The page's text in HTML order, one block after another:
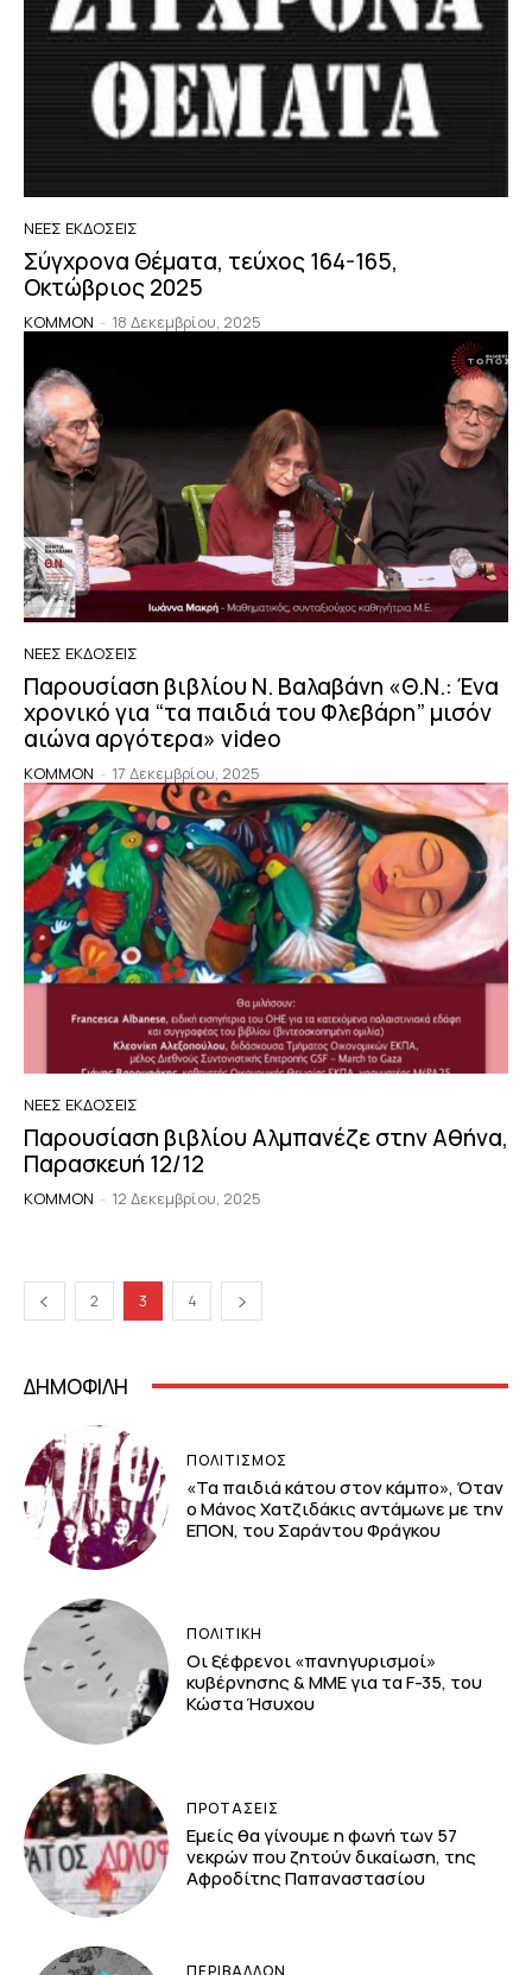
ΝΈΕΣ ΕΚΔΌΣΕΙΣ
Σύγχρονα Θέματα, τεύχος 164-165,
Οκτώβριος 2025
KOMMON - 18 Δεκεμβρίου, 2025
ΝΈΕΣ ΕΚΔΌΣΕΙΣ
Παρουσίαση βιβλίου Ν. Βαλαβάνη «Θ.N.: Ένα
χρονικό για “τα παιδιά του Φλεβάρη” μισόν
αιώνα αργότερα» video
KOMMON - 17 Δεκεμβρίου, 2025
ΝΈΕΣ ΕΚΔΌΣΕΙΣ
Παρουσίαση βιβλίου Αλμπανέζε στην Αθήνα,
Παρασκευή 12/12
KOMMON - 12 Δεκεμβρίου, 2025
2 3 4
ΔΗΜΟΦΙΛΗ
ΠΟΛΙΤΙΣΜΟΣ
«Τα παιδιά κάτου στον κάμπο», Όταν
ο Μάνος Χατζιδάκις αντάμωνε με την
ΕΠΟΝ, του Σαράντου Φράγκου
ΠΟΛΙΤΙΚΗ
Οι ξέφρενοι «πανηγυρισμοί»
κυβέρνησης & ΜΜΕ για τα F-35, του
Κώστα Ήσυχου
ΠΡΟΤΑΣΕΙΣ
Εμείς θα γίνουμε η φωνή των 57
νεκρών που ζητούν δικαίωση, της
Αφροδίτης Παπαναστασίου